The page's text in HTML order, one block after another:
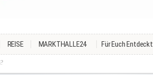
REISE MARKTHALLE24 Für Euch Entdeckt